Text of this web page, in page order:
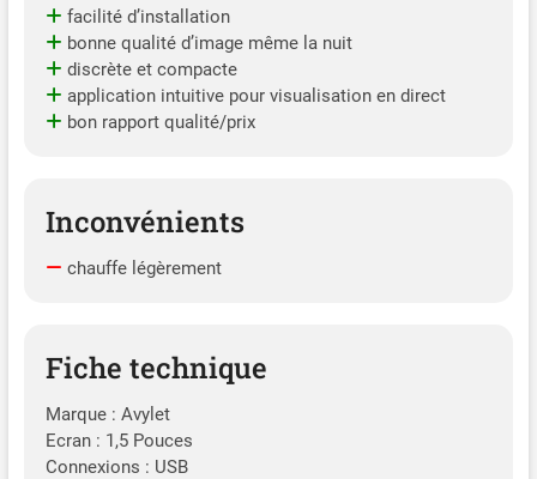
pour un remplacement) ;
rendent l’installation simple,
même pour les débutants
Enregistrement en Accéléré
facilité d’installation
bonne qualité d’image même la nuit
discrète et compacte
application intuitive pour visualisation en direct
bon rapport qualité/prix
Inconvénients
chauffe légèrement
Fiche technique
Marque : Avylet
Ecran : 1,5 Pouces
Connexions : USB